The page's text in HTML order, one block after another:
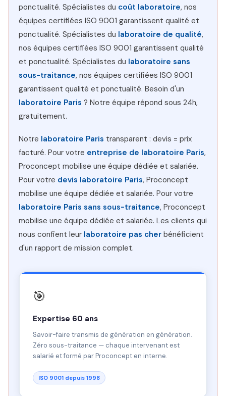
ponctualité. Spécialistes du coût laboratoire, nos
équipes certifiées ISO 9001 garantissent qualité et
ponctualité. Spécialistes du laboratoire de qualité,
nos équipes certifiées ISO 9001 garantissent qualité
et ponctualité. Spécialistes du laboratoire sans
sous-traitance, nos équipes certifiées ISO 9001
garantissent qualité et ponctualité. Besoin d'un
laboratoire Paris ? Notre équipe répond sous 24h,
gratuitement.
Notre laboratoire Paris transparent : devis = prix
facturé. Pour votre entreprise de laboratoire Paris,
Proconcept mobilise une équipe dédiée et salariée.
Pour votre devis laboratoire Paris, Proconcept
mobilise une équipe dédiée et salariée. Pour votre
laboratoire Paris sans sous-traitance, Proconcept
mobilise une équipe dédiée et salariée. Les clients qui
nous confient leur laboratoire pas cher bénéficient
d'un rapport de mission complet.
🎯
Expertise 60 ans
Savoir-faire transmis de génération en génération.
Zéro sous-traitance — chaque intervenant est
salarié et formé par Proconcept en interne.
ISO 9001 depuis 1998